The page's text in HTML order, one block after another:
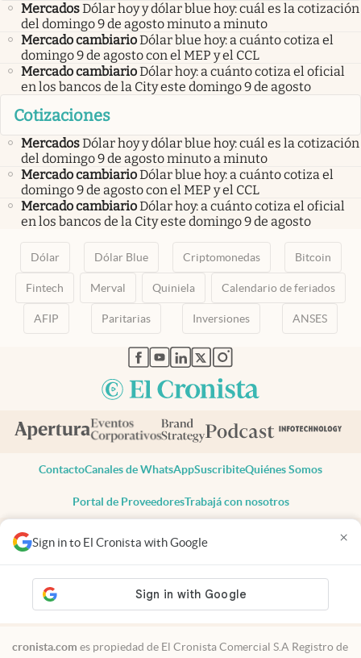
Sign in to El Cronista with Google ×
MercadosDólar hoy y dólar blue hoy: cuál es la cotización
del domingo 9 de agosto minuto a minuto
Mercado cambiarioDólar blue hoy: a cuánto cotiza el
domingo 9 de agosto con el MEP y el CCL
Mercado cambiarioDólar hoy: a cuánto cotiza el oficial
en los bancos de la City este domingo 9 de agosto
Cotizaciones
MercadosDólar hoy y dólar blue hoy: cuál es la cotización
del domingo 9 de agosto minuto a minuto
Mercado cambiarioDólar blue hoy: a cuánto cotiza el
domingo 9 de agosto con el MEP y el CCL
Mercado cambiarioDólar hoy: a cuánto cotiza el oficial
en los bancos de la City este domingo 9 de agosto
Dólar Dólar Blue Criptomonedas Bitcoin
Fintech Merval Quiniela Calendario de feriados
AFIP Paritarias Inversiones ANSES
abre en nueva pestaña
abre en nueva pestaña
abre en nueva pestaña
abre en nueva pestaña
abre en nueva pestaña
ContactoCanales de WhatsAppSuscribiteQuiénes Somos
Portal de ProveedoresTrabajá con nosotros
Todos los derechos reservados
Privacidad
Consentimiento
Tel:+54 11 7078-3270
cronista.com es propiedad de El Cronista Comercial S.A Registro de